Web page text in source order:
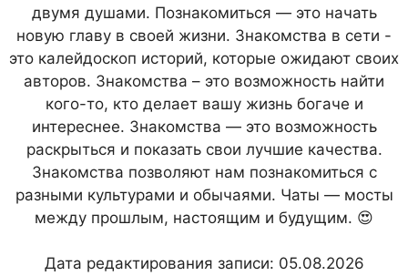
двумя душами. Познакомиться — это начать
новую главу в своей жизни. Знакомства в сети -
это калейдоскоп историй, которые ожидают своих
авторов. Знакомства – это возможность найти
кого-то, кто делает вашу жизнь богаче и
интереснее. Знакомства — это возможность
раскрыться и показать свои лучшие качества.
Знакомства позволяют нам познакомиться с
разными культурами и обычаями. Чаты — мосты
между прошлым, настоящим и будущим. 😍
Дата редактирования записи: 05.08.2026